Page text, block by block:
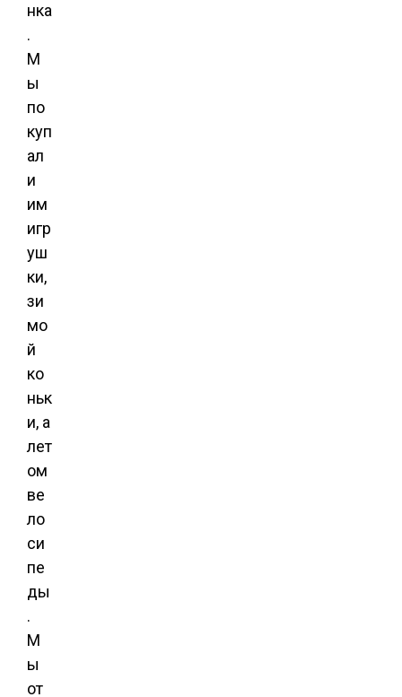
нка
.
М
ы
по
куп
ал
и
им
игр
уш
ки,
зи
мо
й
ко
ньк
и, а
лет
ом
ве
ло
си
пе
ды
.
М
ы
от